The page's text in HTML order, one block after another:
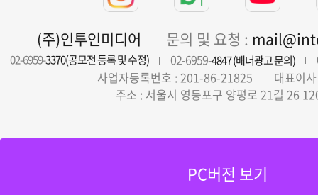
(주)인투인미디어 문의 및 요청 :
02-6959-3370(공모전 등록 및 수정) 02-6959-4847 (배너광고 문의)
사업자등록번호 : 201-86-21825
대표이
주소 : 서울시 영등포구 양평로 21길 26
PC버전 보기